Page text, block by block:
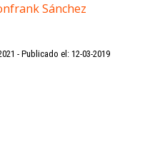
Sánchez
Publicado el: 12-03-2019